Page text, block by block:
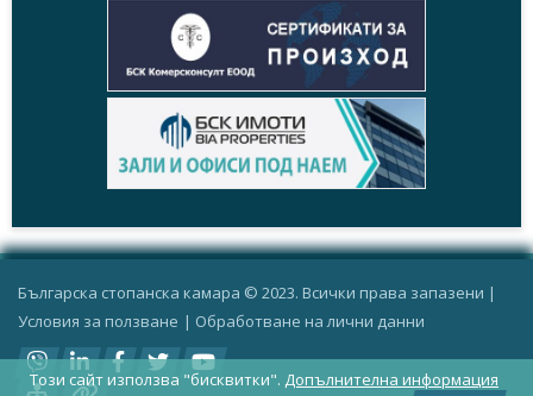
Българска стопанска камара © 2023. Всички права запазени |
Условия за ползване | Oбработване на лични данни
Този сайт използва "бисквитки". Допълнителна информация